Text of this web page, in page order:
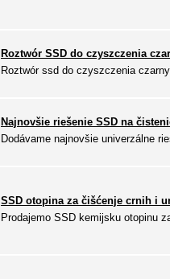
Roztwór SSD do czyszczenia
Roztwór ssd do czyszczenia
Najnovšie riešenie SSD na
Dodávame najnovšie univerzálne
SSD otopina za čišćenje crnih i
Prodajemo SSD kemijsku otopinu